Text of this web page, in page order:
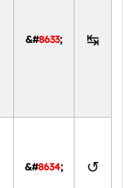
↹
&#8633;
↺
&#8634;